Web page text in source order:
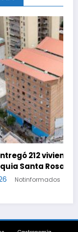
rehabilitadas
de Caracas